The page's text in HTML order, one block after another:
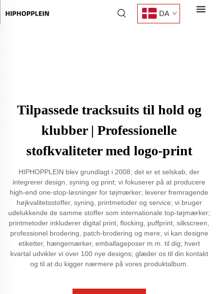
DA
Tilpassede tracksuits til hold og
klubber | Professionelle
stofkvaliteter med logo-print
HIPHOPPLEIN blev grundlagt i 2008; det er et selskab, der
integrerer design, syning og print; vi fokuserer på at producere
high-end one-stop-løsninger for tøjmærker; leverer fremragende
højkvalitetsstoffer, syning, printmetoder og service; vi bruger
udelukkende de samme stoffer som internationale top-tøjmærker;
printmetoder inkluderer digital print, flocking, puffprint, silkscreen,
professionel brodering, patch-brodering og mere; vi kan designe
etiketter, hængemærker, emballageposer m.m. til dig; hvert
kvartal udvikler vi over 100 nye designs; glæder os til din kontakt
og til at du kigger nærmere på vores produktalbum.